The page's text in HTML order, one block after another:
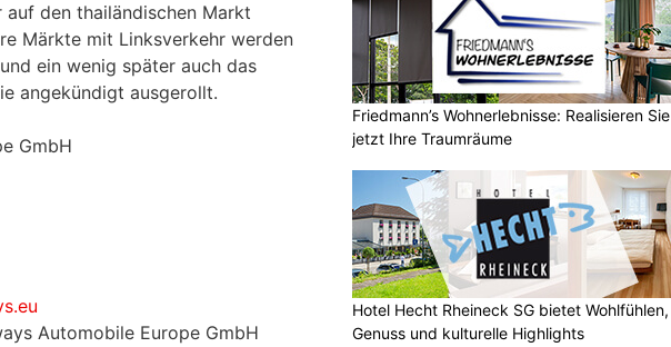
auf den thailändischen Markt
Märkte mit Linksverkehr werden
ein wenig später auch das
angekündigt ausgerollt.
GmbH
Automobile Europe GmbH
Friedmann’s Wohnerlebnisse: Realisieren Sie
jetzt Ihre Traumräume
Hotel Hecht Rheineck SG bietet Wohlfühlen,
Genuss und kulturelle Highlights